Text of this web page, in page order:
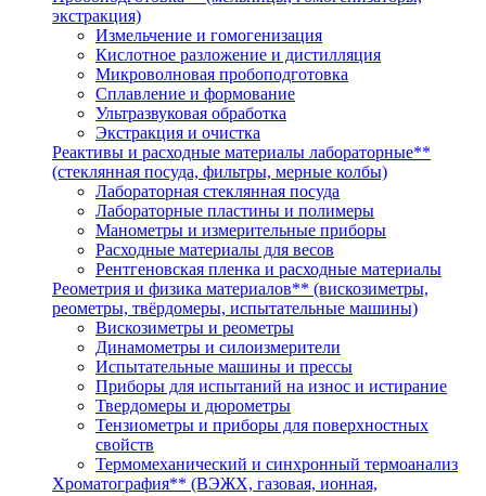
экстракция)
Измельчение и гомогенизация
Кислотное разложение и дистилляция
Микроволновая пробоподготовка
Сплавление и формование
Ультразвуковая обработка
Экстракция и очистка
Реактивы и расходные материалы лабораторные**
(стеклянная посуда, фильтры, мерные колбы)
Лабораторная стеклянная посуда
Лабораторные пластины и полимеры
Манометры и измерительные приборы
Расходные материалы для весов
Рентгеновская пленка и расходные материалы
Реометрия и физика материалов** (вискозиметры,
реометры, твёрдомеры, испытательные машины)
Вискозиметры и реометры
Динамометры и силоизмерители
Испытательные машины и прессы
Приборы для испытаний на износ и истирание
Твердомеры и дюрометры
Тензиометры и приборы для поверхностных
свойств
Термомеханический и синхронный термоанализ
Хроматография** (ВЭЖХ, газовая, ионная,